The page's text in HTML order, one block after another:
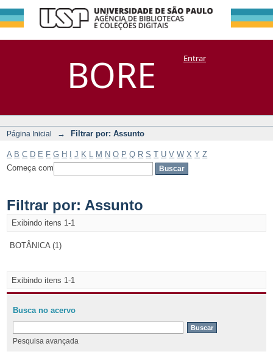
BORE
Filtrar por:
Assunto
DSpace/Manakin + CoriscoEntrar
Página Inicial → Filtrar por: Assunto
A B C D E F G H J K M N O P Q R S T U V W X Y Z
Começa com
Filtrar por: Assunto
Exibindo itens 1-1
BOTÂNICA (1)
Exibindo itens 1-1
Busca no acervo
Pesquisa avançada